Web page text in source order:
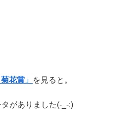
花賞」 を見ると。
がありました(-_-;)